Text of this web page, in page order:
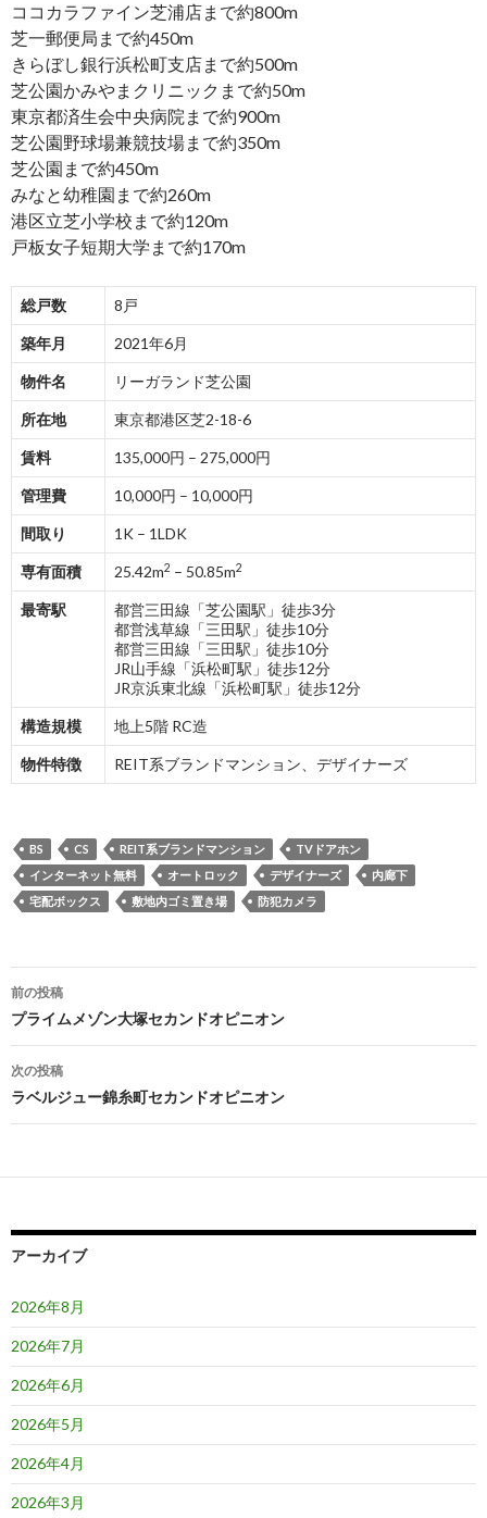
ココカラファイン芝浦店まで約800m
芝一郵便局まで約450m
きらぼし銀行浜松町支店まで約500m
芝公園かみやまクリニックまで約50m
東京都済生会中央病院まで約900m
芝公園野球場兼競技場まで約350m
芝公園まで約450m
みなと幼稚園まで約260m
港区立芝小学校まで約120m
戸板女子短期大学まで約170m
総戸数 8戸
築年月 2021年6月
物件名 リーガランド芝公園
所在地 東京都港区芝2-18-6
賃料 135,000円 – 275,000円
管理費 10,000円 – 10,000円
間取り 1K – 1LDK
専有面積 25.42m2 – 50.85m2
最寄駅
都営三田線「芝公園駅」徒歩3分
都営浅草線「三田駅」徒歩10分
都営三田線「三田駅」徒歩10分
JR山手線「浜松町駅」徒歩12分
JR京浜東北線「浜松町駅」徒歩12分
構造規模 地上5階 RC造
物件特徴 REIT系ブランドマンション、デザイナーズ
BS CS REIT系ブランドマンション
TVドアホン
インターネット無料
オートロック デザイナーズ
内廊下
宅配ボックス
敷地内ゴミ置き場 防犯カメラ
投
稿
ナ
ビ
ゲ
ー
ョ
前の投稿
プライムメゾン大塚セカンドオピニオン
次の投稿
ラベルジュー錦糸町セカンドオピニオン
アーカイブ
2026年8月
2026年7月
2026年6月
2026年5月
2026年4月
2026年3月